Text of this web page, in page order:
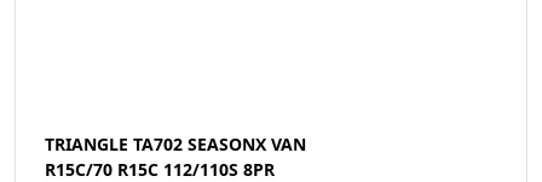
TRIANGLE TA702 SEASONX VAN
R15C/70 R15C 112/110S 8PR